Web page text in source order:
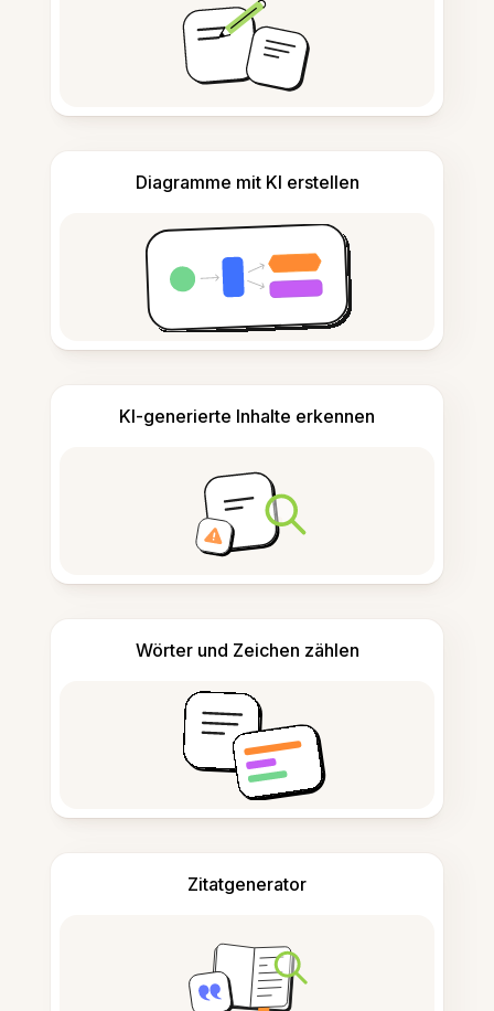
Diagramme mit KI erstellen
KI-generierte Inhalte erkennen
Wörter und Zeichen zählen
Zitatgenerator